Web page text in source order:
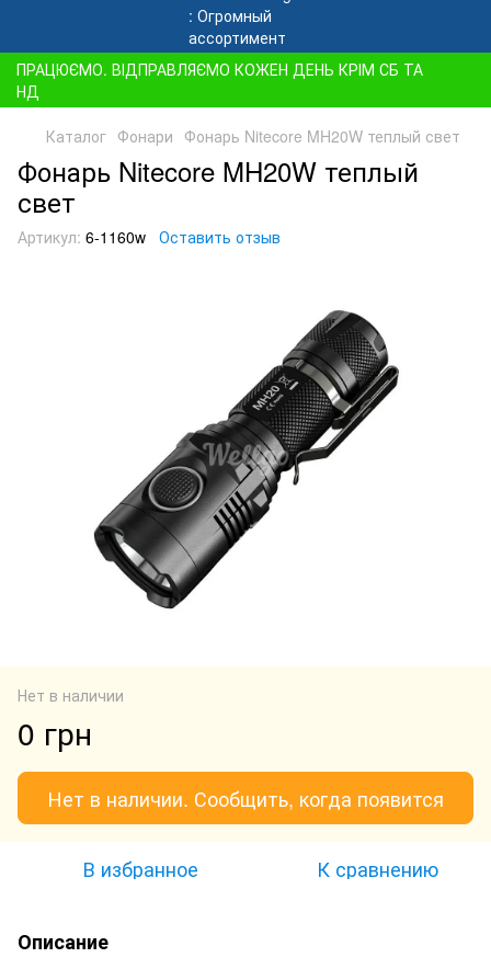
ПРАЦЮЄМО. ВІДПРАВЛЯЄМО КОЖЕН ДЕНЬ КРІМ СБ ТА
НД
Каталог Фонари Фонарь Nitecore MH20W теплый свет
Фонарь Nitecore MH20W теплый
свет
Артикул: 6-1160w Оставить отзыв
Нет в наличии
0 грн
Нет в наличии. Сообщить, когда появится
В избранное К сравнению
Описание